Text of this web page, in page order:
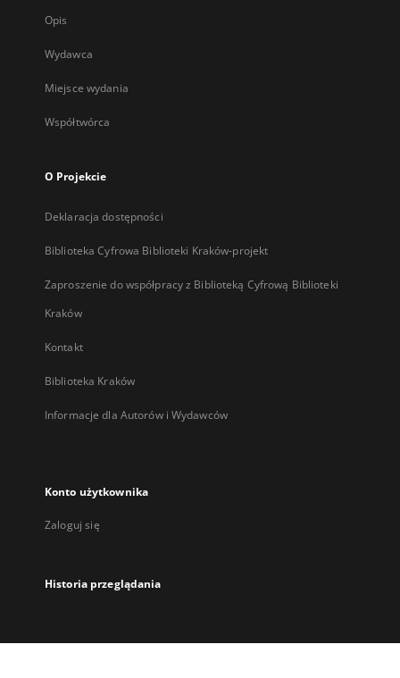
Opis
Wydawca
Miejsce wydania
Współtwórca
O Projekcie
Deklaracja dostępności
Biblioteka Cyfrowa Biblioteki Kraków-projekt
Zaproszenie do współpracy z Biblioteką Cyfrową Biblioteki
Kraków
Kontakt
Biblioteka Kraków
Informacje dla Autorów i Wydawców
Konto użytkownika
Zaloguj się
Historia przeglądania